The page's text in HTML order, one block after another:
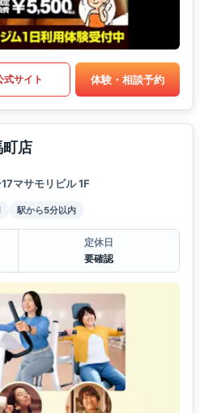
式サイト 体験・相談予約
町店
マサモリビル 1F
駅から5分以内
定休日
要確認